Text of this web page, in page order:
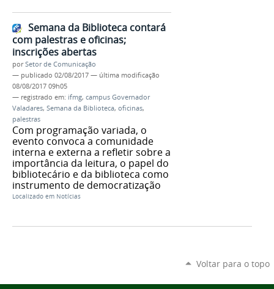
Semana da Biblioteca contará
com palestras e oficinas;
inscrições abertas
porSetor de Comunicação
— publicado 02/08/2017 — última modificação
08/08/2017 09h05
— registrado em: ifmg, campus Governador
Valadares, Semana da Biblioteca, oficinas,
palestras
Com programação variada, o
evento convoca a comunidade
interna e externa a refletir sobre a
importância da leitura, o papel do
bibliotecário e da biblioteca como
instrumento de democratização
Localizado em Notícias
Voltar para o topo